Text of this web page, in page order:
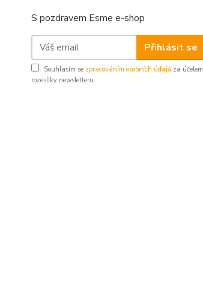
S pozdravem Esme e-shop
Přihlásit se
Souhlasím se zpracováním osobních údajů za účelem
rozesílky newsletteru.